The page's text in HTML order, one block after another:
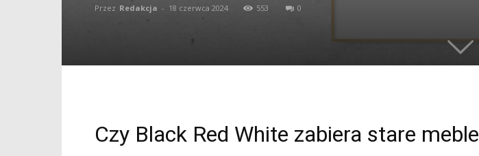
Przez Redakcja - 18 czerwca 2024 553 0
Czy Black Red White zabiera stare